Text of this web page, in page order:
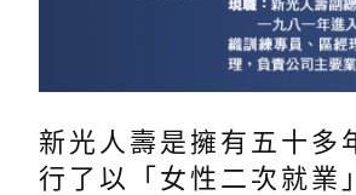
新光人壽是擁有五十多
行了以「女性二次就業